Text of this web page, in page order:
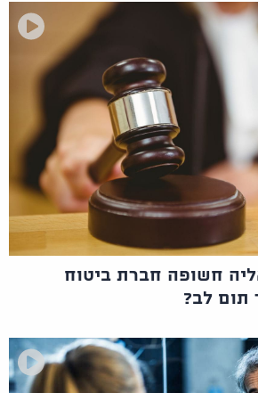
חשופה חברת ביטוח
תום לב?